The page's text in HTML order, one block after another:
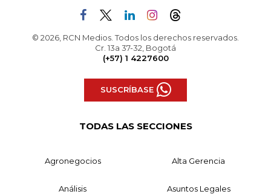
© 2026, RCN Medios. Todos los derechos reservados.
Cr. 13a 37-32, Bogotá
(+57) 1 4227600
SUSCRÍBASE
TODAS LAS SECCIONES
Agronegocios Alta Gerencia
Análisis Asuntos Legales